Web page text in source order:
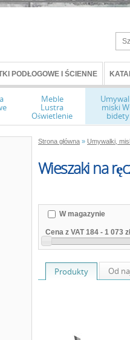
PODŁOGOWE I ŚCIENNE
Meble
Lustra
Oświetlenie
miski
bidety
Strona główna » Umywalki,
Wieszaki na
W magazynie
Cena z VAT 184 - 1 073 zł
Produkty Od